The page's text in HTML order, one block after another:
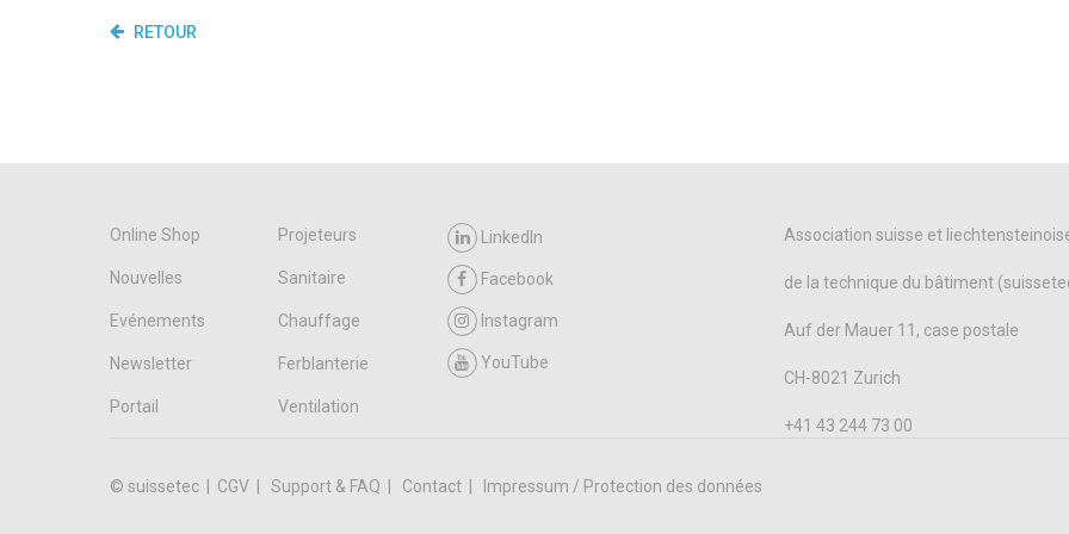
RETOUR
Online Shop Projeteurs
Nouvelles Sanitaire
Evénements Chauffage
Newsletter Ferblanterie
Portail Ventilation
LinkedIn
Facebook
Instagram
YouTube
Association suisse et
de la technique du bâtiment
Auf der Mauer 11, case postale
CH-8021 Zurich
+41 43 244 73 00
© suissetec | CGV Support & FAQ Contact Impressum / Protection des données